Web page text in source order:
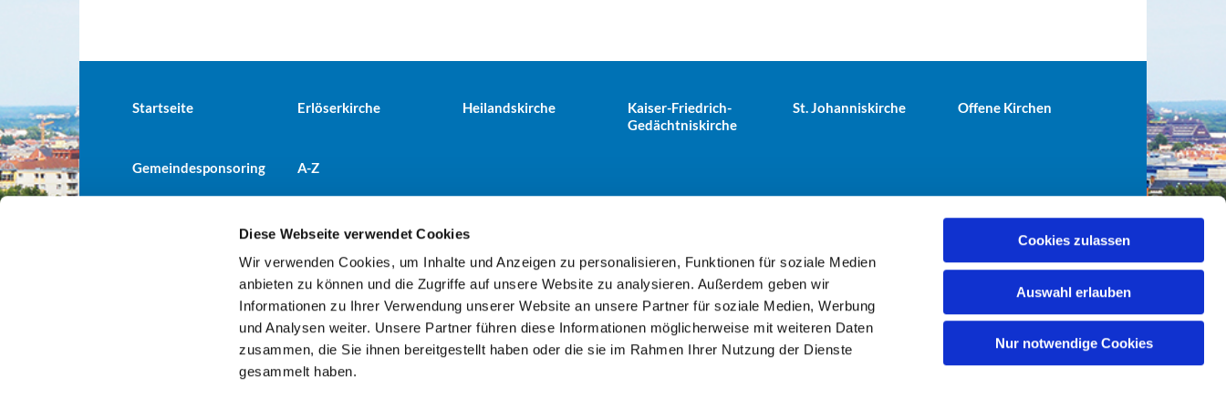
Diese Webseite verwendet Cookies
Wir verwenden Cookies, um Inhalte und Anzeigen zu personalisieren, Funktionen für soziale Medien
anbieten zu können und die Zugriffe auf unsere Website zu analysieren. Außerdem geben wir
Informationen zu Ihrer Verwendung unserer Website an unsere Partner für soziale Medien, Werbung
und Analysen weiter. Unsere Partner führen diese Informationen möglicherweise mit weiteren Daten
zusammen, die Sie ihnen bereitgestellt haben oder die sie im Rahmen Ihrer Nutzung der Dienste
gesammelt haben.
Cookies zulassen
Auswahl erlauben
Nur notwendige Cookies
Startseite Erlöserkirche Heilandskirche
Kaiser-Friedrich-
Gedächtniskirche
St. Johanniskirche Offene Kirchen
Gemeindesponsoring A-Z
Evangelische Kirchengemeinde Tiergarten · Alt-Moabit 25, 10559 Berlin+49303943498 kuesterei@ev-gemeinde-tiergarten.de
Kontaktinformationen Impressum